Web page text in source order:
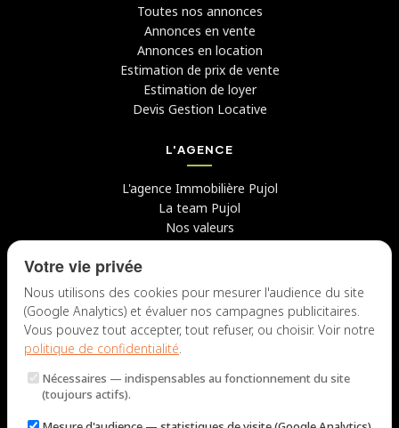
Toutes nos annonces
Annonces en vente
Annonces en location
Estimation de prix de vente
Estimation de loyer
Devis Gestion Locative
L'AGENCE
L'agence Immobilière Pujol
La team Pujol
Nos valeurs
Avis clients
Candidater chez nous
NOUS CONTACTER
Lun – Jeu : 9h – 12h / 14h – 18h
Votre vie privée
Nous utilisons des cookies pour mesurer l'audience du site
(Google Analytics) et évaluer nos campagnes publicitaires.
Vous pouvez tout accepter, tout refuser, ou choisir. Voir notre
politique de confidentialité.
Nécessaires — indispensables au fonctionnement du site
(toujours actifs).